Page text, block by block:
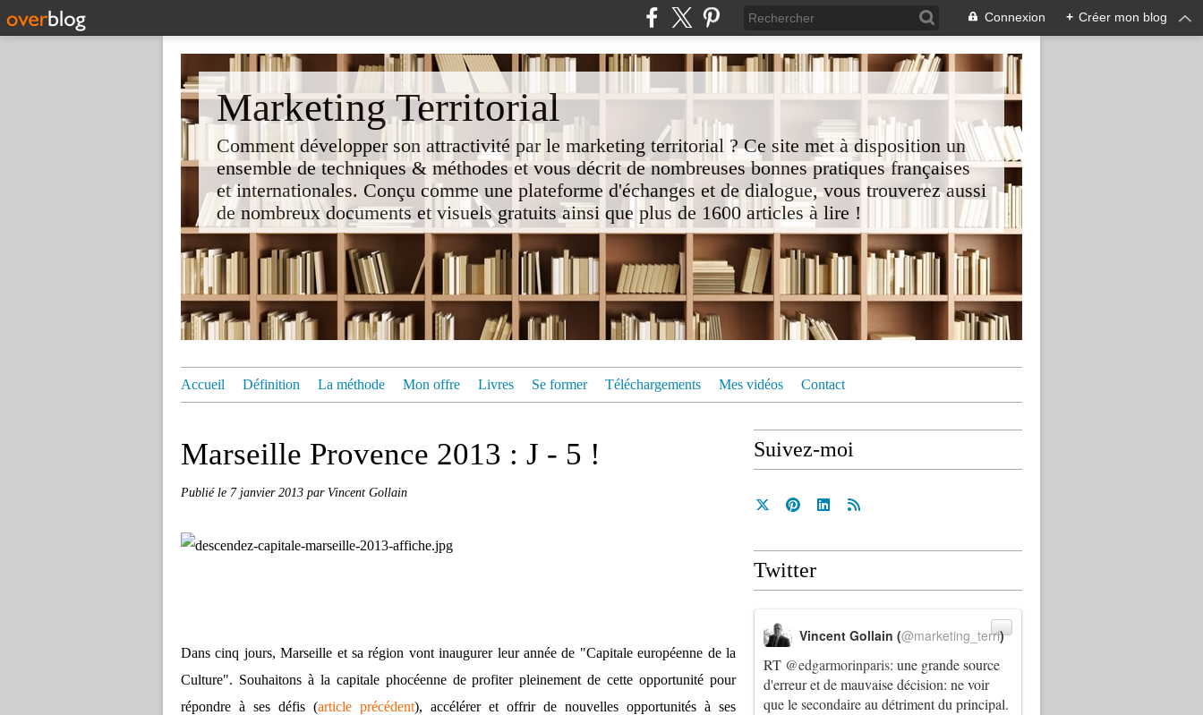
Connexion + Créer mon blog
Marketing Territorial
Comment développer son attractivité par le marketing territorial ? Ce site met à disposition un
ensemble de techniques & méthodes et vous décrit de nombreuses bonnes pratiques françaises
et internationales. Conçu comme une plateforme d'échanges et de dialogue, vous trouverez aussi
de nombreux documents et visuels gratuits ainsi que plus de 1600 articles à lire !
Accueil Définition La méthode Mon offre Livres Se former Téléchargements Mes vidéos Contact
Marseille Provence 2013 : J - 5 !
Publié le 7 janvier 2013 par Vincent Gollain
Dans cinq jours, Marseille et sa région vont inaugurer leur année de "Capitale européenne de la
Culture". Souhaitons à la capitale phocéenne de profiter pleinement de cette opportunité pour
répondre à ses défis (article précédent), accélérer et offrir de nouvelles opportunités à ses
Suivez-moi
Twitter
RT @edgarmorinparis: une grande source
d'erreur et de mauvaise décision: ne voir
que le secondaire au détriment du principal.
Vincent Gollain (@marketing_terri)